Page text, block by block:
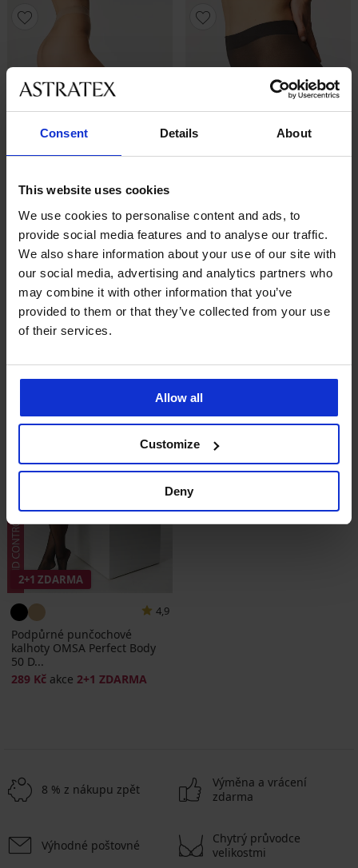
Consent Details About
This website uses cookies
We use cookies to personalise content and ads, to
provide social media features and to analyse our traffic.
We also share information about your use of our site with
our social media, advertising and analytics partners who
may combine it with other information that you’ve
provided to them or that they’ve collected from your use
of their services.
Allow all
Customize
Deny
2+1 ZDARMA
Punčochové kalhoty OMSA
Sunlight 8 DEN
269 Kčakce 2+1 ZDARMA
2+1 ZDARMA
Podpůrné punčochové
kalhoty OMSA Attiva 40 DEN
229 Kčakce 2+1 ZDARMA
2+1 ZDARMA
4,9
Podpůrné punčochové
kalhoty OMSA Perfect Body
50 D...
289 Kč akce 2+1 ZDARMA
8 % z nákupu zpět
Výměna a vrácení
zdarma
Výhodné poštovné
Chytrý průvodce
velikostmi